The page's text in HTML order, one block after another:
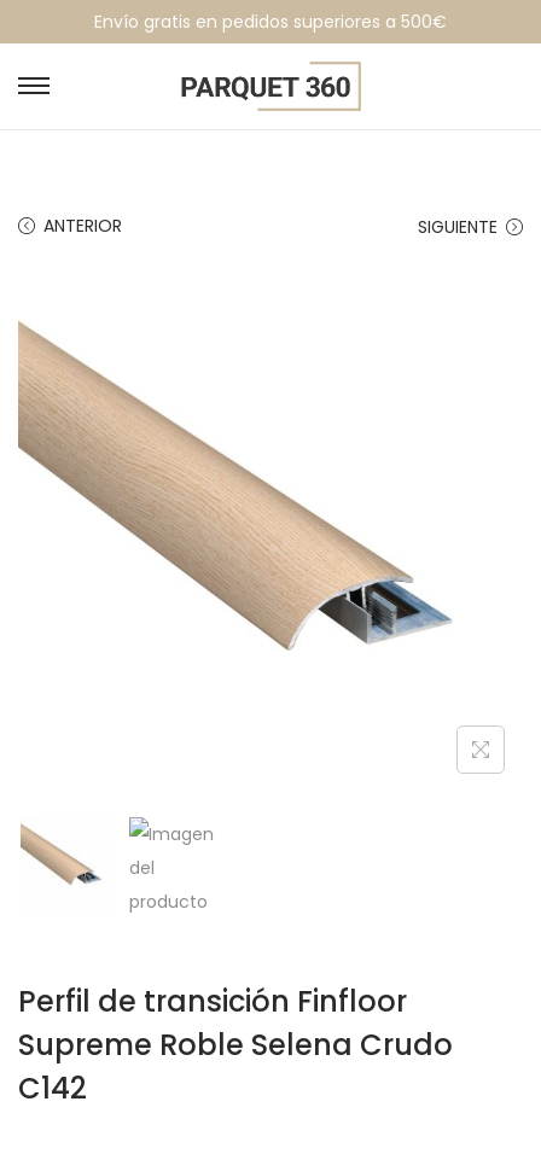
Envío gratis en pedidos superiores a 500€
ANTERIOR SIGUIENTE
Perfil de transición Finfloor
Supreme Roble Selena Crudo
C142